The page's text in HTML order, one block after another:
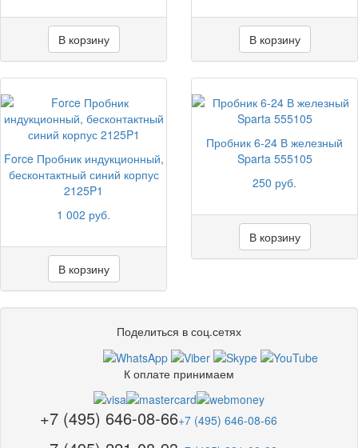
В корзину В корзину
Force Пробник индукционный,
бесконтактный синий корпус
2125P1
1 002 руб.
В корзину
Пробник 6-24 В железный
Sparta 555105
250 руб.
В корзину
Поделиться в соц.сетях
К оплате принимаем
+7 (495) 646-08-66+7 (495) 646-08-66